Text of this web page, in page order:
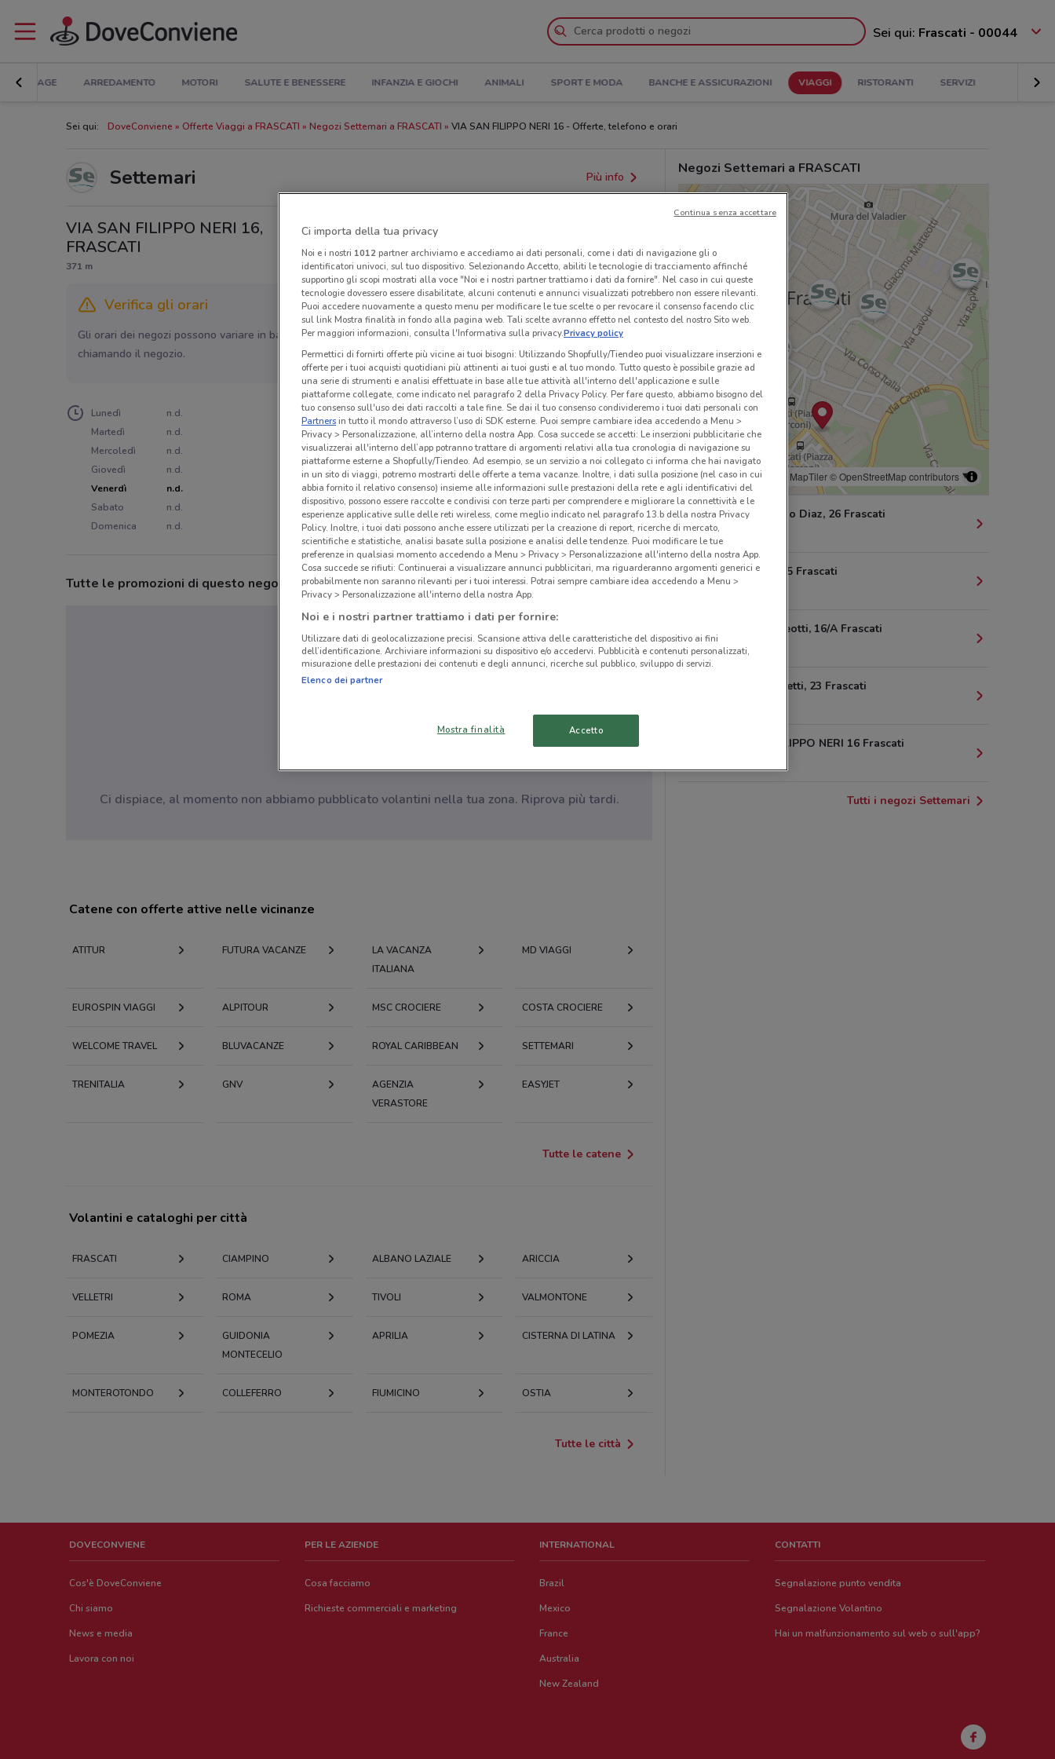
Sei qui: Frascati - 00044
BRICOLAGE ARREDAMENTO MOTORI SALUTE E BENESSERE INFANZIA E GIOCHI ANIMALI SPORT E MODA BANCHE E ASSICURAZIONI VIAGGI RISTORANTI SERVIZI
Sei qui: DoveConviene Offerte Viaggi a FRASCATI Negozi Settemari a FRASCATI VIA SAN FILIPPO NERI 16 - Offerte, telefono e orari
Settemari Più info
VIA SAN FILIPPO NERI 16,
FRASCATI
371 m
Verifica gli orari
Gli orari dei negozi possono variare in base agli ultimi provvedimenti regionali o nazionali. Verifica l’accuratezza
chiamando il negozio.
Lunedì
n.d.
Martedì
n.d.
Mercoledì
n.d.
Giovedì
n.d.
Venerdì
n.d.
Sabato
n.d.
Domenica
n.d.
Tutte le promozioni di questo negozio
Ci dispiace, al momento non abbiamo pubblicato volantini nella tua zona. Riprova più tardi.
Negozi Settemari a FRASCATI
© MapTiler© OpenStreetMap contributors
Via Armando Diaz, 26 Frascati
Via Piave, 25 Frascati
Via G. Matteotti, 16/A Frascati
270 m
Via R. Farmetti, 23 Frascati
VIA SAN FILIPPO NERI 16 Frascati
Tutti i negozi Settemari
Catene con offerte attive nelle vicinanze
ATITUR FUTURA VACANZE
LA VACANZA
ITALIANA
MD VIAGGI
EUROSPIN VIAGGI ALPITOUR MSC CROCIERE COSTA CROCIERE
WELCOME TRAVEL BLUVACANZE ROYAL CARIBBEAN SETTEMARI
TRENITALIA GNV
AGENZIA
VERASTORE
EASYJET
Tutte le catene
Volantini e cataloghi per città
FRASCATI CIAMPINO ALBANO LAZIALE ARICCIA
VELLETRI ROMA TIVOLI VALMONTONE
POMEZIA
GUIDONIA
MONTECELIO
APRILIA CISTERNA DI LATINA
MONTEROTONDO COLLEFERRO FIUMICINO OSTIA
Tutte le città
DOVECONVIENE
Cos'è DoveConviene
Chi siamo
News e media
Lavora con noi
PER LE AZIENDE
Cosa facciamo
Richieste commerciali e marketing
INTERNATIONAL
Brazil
Mexico
France
Australia
New Zealand
CONTATTI
Segnalazione punto vendita
Segnalazione Volantino
Hai un malfunzionamento sul web o sull'app?
Ci importa della tua privacy
Noi e i nostri 1012partner archiviamo e accediamo ai dati personali, come i dati di navigazione gli o
identificatori univoci, sul tuo dispositivo. Selezionando Accetto, abiliti le tecnologie di tracciamento affinché
supportino gli scopi mostrati alla voce "Noi e i nostri partner trattiamo i dati da fornire". Nel caso in cui queste
tecnologie dovessero essere disabilitate, alcuni contenuti e annunci visualizzati potrebbero non essere rilevanti.
Puoi accedere nuovamente a questo menu per modificare le tue scelte o per revocare il consenso facendo clic
sul link Mostra finalità in fondo alla pagina web. Tali scelte avranno effetto nel contesto del nostro Sito web.
Per maggiori informazioni, consulta l'Informativa sulla privacy.Privacy policy
Permettici di fornirti offerte più vicine ai tuoi bisogni: Utilizzando Shopfully/Tiendeo puoi visualizzare inserzioni e
offerte per i tuoi acquisti quotidiani più attinenti ai tuoi gusti e al tuo mondo. Tutto questo è possibile grazie ad
una serie di strumenti e analisi effettuate in base alle tue attività all'interno dell'applicazione e sulle
piattaforme collegate, come indicato nel paragrafo 2 della Privacy Policy. Per fare questo, abbiamo bisogno del
tuo consenso sull'uso dei dati raccolti a tale fine. Se dai il tuo consenso condivideremo i tuoi dati personali con
Partnersin tutto il mondo attraverso l’uso di SDK esterne. Puoi sempre cambiare idea accedendo a Menu >
Privacy > Personalizzazione, all’interno della nostra App. Cosa succede se accetti: Le inserzioni pubblicitarie che
visualizzerai all'interno dell’app potranno trattare di argomenti relativi alla tua cronologia di navigazione su
piattaforme esterne a Shopfully/Tiendeo. Ad esempio, se un servizio a noi collegato ci informa che hai navigato
in un sito di viaggi, potremo mostrarti delle offerte a tema vacanze. Inoltre, i dati sulla posizione (nel caso in cui
abbia fornito il relativo consenso) insieme alle informazioni sulle prestazioni della rete e agli identificativi del
dispositivo, possono essere raccolte e condivisi con terze parti per comprendere e migliorare la connettività e le
esperienze applicative sulle delle reti wireless, come meglio indicato nel paragrafo 13.b della nostra Privacy
Policy. Inoltre, i tuoi dati possono anche essere utilizzati per la creazione di report, ricerche di mercato,
scientifiche e statistiche, analisi basate sulla posizione e analisi delle tendenze. Puoi modificare le tue
preferenze in qualsiasi momento accedendo a Menu > Privacy > Personalizzazione all'interno della nostra App.
Cosa succede se rifiuti: Continuerai a visualizzare annunci pubblicitari, ma riguarderanno argomenti generici e
probabilmente non saranno rilevanti per i tuoi interessi. Potrai sempre cambiare idea accedendo a Menu >
Privacy > Personalizzazione all'interno della nostra App.
Noi e i nostri partner trattiamo i dati per fornire:
Utilizzare dati di geolocalizzazione precisi. Scansione attiva delle caratteristiche del dispositivo ai fini
dell’identificazione. Archiviare informazioni su dispositivo e/o accedervi. Pubblicità e contenuti personalizzati,
misurazione delle prestazioni dei contenuti e degli annunci, ricerche sul pubblico, sviluppo di servizi.
Elenco dei partner
Mostra finalità Accetto
Continua senza accettare